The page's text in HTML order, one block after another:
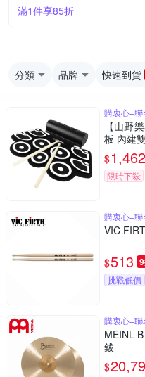
滿1件享85折
分類 品牌 快速到貨
購衷心+
【山野
板 內建
$1,462
限時下殺
購衷心+
VIC
$513
挑戰低價
購衷心+
MEINL
鈸
$